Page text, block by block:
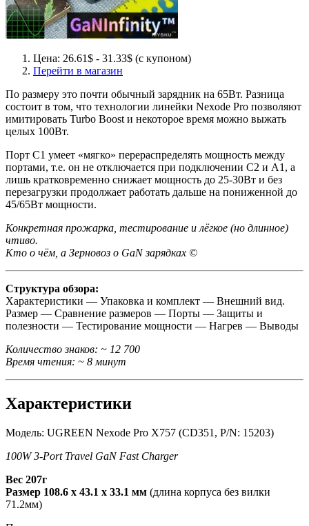
Цена: 26.61$ - 31.33$ (с купоном)
Перейти в магазин
По размеру это почти обычный зарядник на 65Вт. Разница
состоит в том, что технологии линейки Nexode Pro позволяют
имитировать Turbo Boost и некоторое время можно выжать
целых 100Вт.
Порт С1 умеет «мягко» перераспределять мощность между
портами, т.е. он не отключается при подключении С2 и А1, а
лишь кратковременно снижает мощность до 25-30Вт и без
перезагрузки продолжает работать дальше на пониженной до
45/65Вт мощности.
Конкретная прожарка, тестирование и лёгкое (но длинное)
чтиво.
Кто о чём, а Зерновоз о GaN зарядках ©
Структура обзора:
Характеристики — Упаковка и комплект — Внешний вид.
Размер — Сравнение размеров — Порты — Защиты и
полезности — Тестирование мощности — Нагрев — Выводы
Количество знаков: ~ 12 700
Время чтения: ~ 8 минут
Характеристики
Модель: UGREEN Nexode Pro X757 (CD351, P/N: 15203)
100W 3-Port Travel GaN Fast Charger
Вес 207г
Размер 108.6 х 43.1 х 33.1 мм (длина корпуса без вилки
71.2мм)